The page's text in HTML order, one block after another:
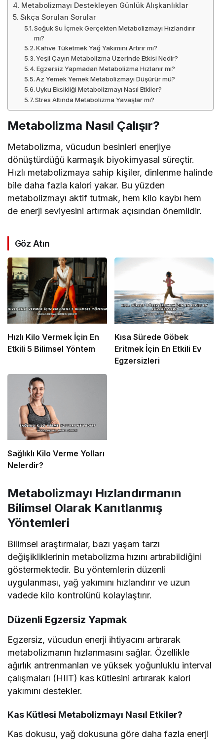
Metabolizmayı Destekleyen Günlük Alışkanlıklar
Sıkça Sorulan Sorular
Soğuk Su İçmek Gerçekten Metabolizmayı Hızlandırır
mı?
Kahve Tüketmek Yağ Yakımını Artırır mı?
Yeşil Çayın Metabolizma Üzerinde Etkisi Nedir?
Egzersiz Yapmadan Metabolizma Hızlanır mı?
Az Yemek Yemek Metabolizmayı Düşürür mü?
Uyku Eksikliği Metabolizmayı Nasıl Etkiler?
Stres Altında Metabolizma Yavaşlar mı?
Metabolizma Nasıl Çalışır?
Metabolizma, vücudun besinleri enerjiye
dönüştürdüğü karmaşık biyokimyasal süreçtir.
Hızlı metabolizmaya sahip kişiler, dinlenme halinde
bile daha fazla kalori yakar. Bu yüzden
metabolizmayı aktif tutmak, hem kilo kaybı hem
de enerji seviyesini artırmak açısından önemlidir.
Göz Atın
Hızlı Kilo Vermek İçin En
Etkili 5 Bilimsel Yöntem
Kısa Sürede Göbek
Eritmek İçin En Etkili Ev
Egzersizleri
Sağlıklı Kilo Verme Yolları
Nelerdir?
Metabolizmayı Hızlandırmanın
Bilimsel Olarak Kanıtlanmış
Yöntemleri
Bilimsel araştırmalar, bazı yaşam tarzı
değişikliklerinin metabolizma hızını artırabildiğini
göstermektedir. Bu yöntemlerin düzenli
uygulanması, yağ yakımını hızlandırır ve uzun
vadede kilo kontrolünü kolaylaştırır.
Düzenli Egzersiz Yapmak
Egzersiz, vücudun enerji ihtiyacını artırarak
metabolizmanın hızlanmasını sağlar. Özellikle
ağırlık antrenmanları ve yüksek yoğunluklu interval
çalışmaları (HIIT) kas kütlesini artırarak kalori
yakımını destekler.
Kas Kütlesi Metabolizmayı Nasıl Etkiler?
Kas dokusu, yağ dokusuna göre daha fazla enerji